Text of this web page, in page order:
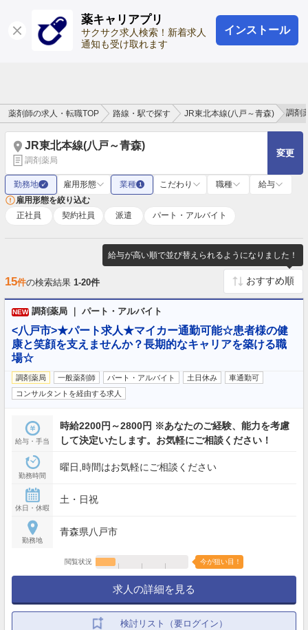
薬キャリアプリ
サクサク求人検索！新着求人
通知も受け取れます
インストール
ログイン 会員登録
薬剤師の求人・転職TOP 路線・駅で探す JR東北本線(八戸～青森) 調剤
JR東北本線(八戸～青森)
調剤薬局
変更
勤務地 ✓ 雇用形態 業種 1 こだわり 職種
給与
雇用形態を絞り込む
正社員
契約社員 派遣 パート・アルバイト
給与が高い順で並び替えられるようになりました！
15件の検索結果 1-20件
NEW 調剤薬局 ｜ パート・アルバイト
<八戸市>★パート求人★マイカー通勤可能☆患者様の健
康と笑顔を支えませんか？長期的なキャリアを築ける職
場☆
調剤薬局 一般薬剤師 パート・アルバイト 土日休み
車通勤可
コンサルタントを経由する求人
給与・手当
時給2200円～2800円 ※あなたのご経験、能力を考慮
して決定いたします。お気軽にご相談ください！
勤務時間
曜日,時間はお気軽にご相談ください
休日・休暇
土・日祝
勤務地
青森県八戸市
閲覧状況 今が狙い目！
求人の詳細を見る
検討リスト（要ログイン）